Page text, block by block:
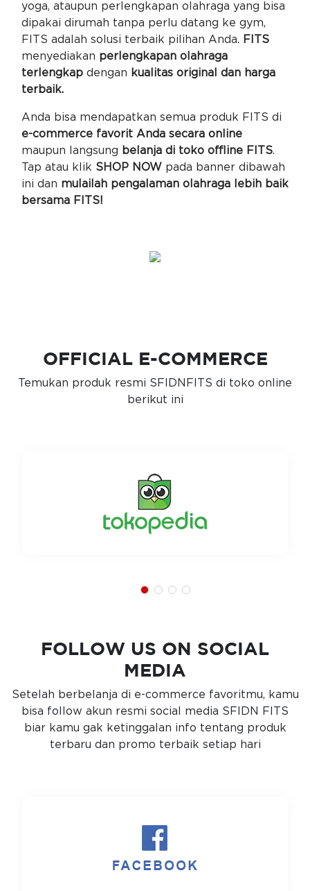
yoga, ataupun perlengkapan olahraga yang bisa
dipakai dirumah tanpa perlu datang ke gym,
FITS adalah solusi terbaik pilihan Anda. FITS
menyediakan perlengkapan olahraga
terlengkapdengan kualitas original dan harga
terbaik.
Anda bisa mendapatkan semua produk FITS di
e-commerce favorit Anda secara online
maupun langsung belanja di toko offline FITS.
Tap atau klik SHOP NOW pada banner dibawah
ini dan mulailah pengalaman olahraga lebih baik
bersama FITS!
OFFICIAL E-COMMERCE
Temukan produk resmi SFIDNFITS di toko online
berikut ini
FOLLOW US ON SOCIAL
MEDIA
Setelah berbelanja di e-commerce favoritmu, kamu
bisa follow akun resmi social media SFIDN FITS
biar kamu gak ketinggalan info tentang produk
terbaru dan promo terbaik setiap hari